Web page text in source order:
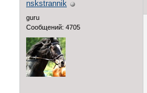
nskstrannik
guru
Сообщений: 4705